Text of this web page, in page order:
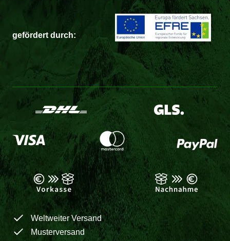
gefördert durch:
Weltweiter Versand
Musterversand